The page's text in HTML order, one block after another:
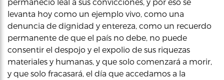
levanta hoy como un ejemplo vivo, como una
denuncia de dignidad y entereza, como un recuerdo
permanente de que el país no debe, no puede
consentir el despojo y el expolio de sus riquezas
materiales y humanas, y que solo comenzará a morir,
y que solo fracasará, el día que accedamos a la